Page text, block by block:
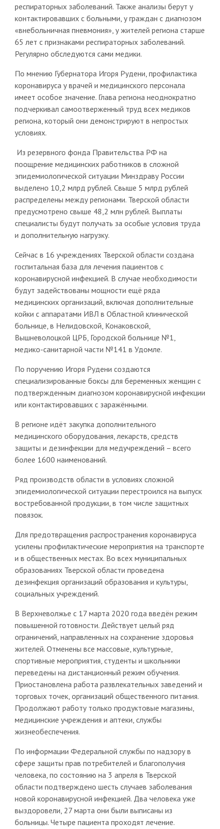
респираторных заболеваний. Также анализы берут у
контактировавших с больными, у граждан с диагнозом
«внебольничная пневмония», у жителей региона старше
65 лет с признаками респираторных заболеваний.
Регулярно обследуются сами медики.
По мнению Губернатора Игоря Рудени, профилактика
коронавируса у врачей и медицинского персонала
имеет особое значение. Глава региона неоднократно
подчеркивал самоотверженный труд всех медиков
региона, который они демонстрируют в непростых
условиях.
Из резервного фонда Правительства РФ на
поощрение медицинских работников в сложной
эпидемиологической ситуации Минздраву России
выделено 10,2 млрд рублей. Свыше 5 млрд рублей
распределены между регионами. Тверской области
предусмотрено свыше 48,2 млн рублей. Выплаты
специалисты будут получать за особые условия труда
и дополнительную нагрузку.
Сейчас в 16 учреждениях Тверской области создана
госпитальная база для лечения пациентов с
коронавирусной инфекцией. В случае необходимости
будут задействованы мощности ещё ряда
медицинских организаций, включая дополнительные
койки с аппаратами ИВЛ в Областной клинической
больнице, в Нелидовской, Конаковской,
Вышневолоцкой ЦРБ, Городской больнице №1,
медико-санитарной части №141 в Удомле.
По поручению Игоря Рудени создаются
специализированные боксы для беременных женщин с
подтвержденным диагнозом коронавирусной инфекции
или контактировавших с заражёнными.
В регионе идёт закупка дополнительного
медицинского оборудования, лекарств, средств
защиты и дезинфекции для медучреждений – всего
более 1600 наименований.
Ряд производств области в условиях сложной
эпидемиологической ситуации перестроился на выпуск
востребованной продукции, в том числе защитных
повязок.
Для предотвращения распространения коронавируса
усилены профилактические мероприятия на транспорте
и в общественных местах. Во всех муниципальных
образованиях Тверской области проведена
дезинфекция организаций образования и культуры,
социальных учреждений.
В Верхневолжье с 17 марта 2020 года введён режим
повышенной готовности. Действует целый ряд
ограничений, направленных на сохранение здоровья
жителей. Отменены все массовые, культурные,
спортивные мероприятия, студенты и школьники
переведены на дистанционный режим обучения.
Приостановлена работа развлекательных заведений и
торговых точек, организаций общественного питания.
Продолжают работу только продуктовые магазины,
медицинские учреждения и аптеки, службы
жизнеобеспечения.
По информации Федеральной службы по надзору в
сфере защиты прав потребителей и благополучия
человека, по состоянию на 3 апреля в Тверской
области подтверждено шесть случаев заболевания
новой коронавирусной инфекцией. Два человека уже
выздоровели, 27 марта они были выписаны из
больницы. Четыре пациента проходят лечение.